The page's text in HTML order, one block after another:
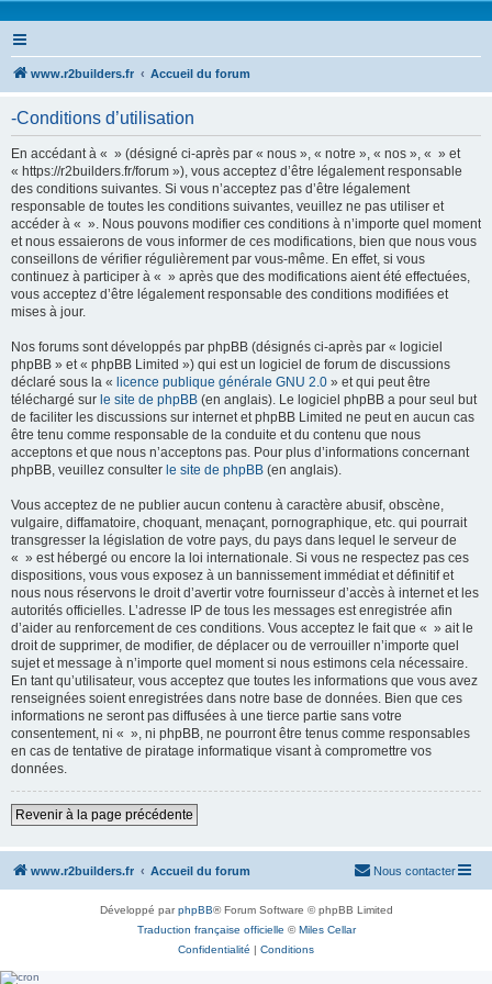
www.r2builders.fr Accueil du forum
-Conditions d’utilisation
En accédant à « » (désigné ci-après par « nous », « notre », « nos », « » et
« https://r2builders.fr/forum »), vous acceptez d’être légalement responsable
des conditions suivantes. Si vous n’acceptez pas d’être légalement
responsable de toutes les conditions suivantes, veuillez ne pas utiliser et
accéder à « ». Nous pouvons modifier ces conditions à n’importe quel moment
et nous essaierons de vous informer de ces modifications, bien que nous vous
conseillons de vérifier régulièrement par vous-même. En effet, si vous
continuez à participer à « » après que des modifications aient été effectuées,
vous acceptez d’être légalement responsable des conditions modifiées et
mises à jour.
Nos forums sont développés par phpBB (désignés ci-après par « logiciel
phpBB » et « phpBB Limited ») qui est un logiciel de forum de discussions
déclaré sous la « licence publique générale GNU 2.0 » et qui peut être
téléchargé sur le site de phpBB (en anglais). Le logiciel phpBB a pour seul but
de faciliter les discussions sur internet et phpBB Limited ne peut en aucun cas
être tenu comme responsable de la conduite et du contenu que nous
acceptons et que nous n’acceptons pas. Pour plus d’informations concernant
phpBB, veuillez consulter le site de phpBB (en anglais).
Vous acceptez de ne publier aucun contenu à caractère abusif, obscène,
vulgaire, diffamatoire, choquant, menaçant, pornographique, etc. qui pourrait
transgresser la législation de votre pays, du pays dans lequel le serveur de
« » est hébergé ou encore la loi internationale. Si vous ne respectez pas ces
dispositions, vous vous exposez à un bannissement immédiat et définitif et
nous nous réservons le droit d’avertir votre fournisseur d’accès à internet et les
autorités officielles. L’adresse IP de tous les messages est enregistrée afin
d’aider au renforcement de ces conditions. Vous acceptez le fait que « » ait le
droit de supprimer, de modifier, de déplacer ou de verrouiller n’importe quel
sujet et message à n’importe quel moment si nous estimons cela nécessaire.
En tant qu’utilisateur, vous acceptez que toutes les informations que vous avez
renseignées soient enregistrées dans notre base de données. Bien que ces
informations ne seront pas diffusées à une tierce partie sans votre
consentement, ni « », ni phpBB, ne pourront être tenus comme responsables
en cas de tentative de piratage informatique visant à compromettre vos
données.
Revenir à la page précédente
www.r2builders.fr Accueil du forum Nous contacter
Développé parphpBB® Forum Software © phpBB Limited
Traduction française officielle ©Miles Cellar
Confidentialité | Conditions